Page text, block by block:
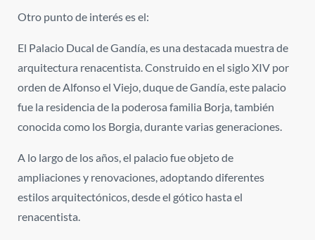
Otro punto de interés es el:
El Palacio Ducal de Gandía, es una destacada muestra de
arquitectura renacentista. Construido en el siglo XIV por
orden de Alfonso el Viejo, duque de Gandía, este palacio
fue la residencia de la poderosa familia Borja, también
conocida como los Borgia, durante varias generaciones.
A lo largo de los años, el palacio fue objeto de
ampliaciones y renovaciones, adoptando diferentes
estilos arquitectónicos, desde el gótico hasta el
renacentista.